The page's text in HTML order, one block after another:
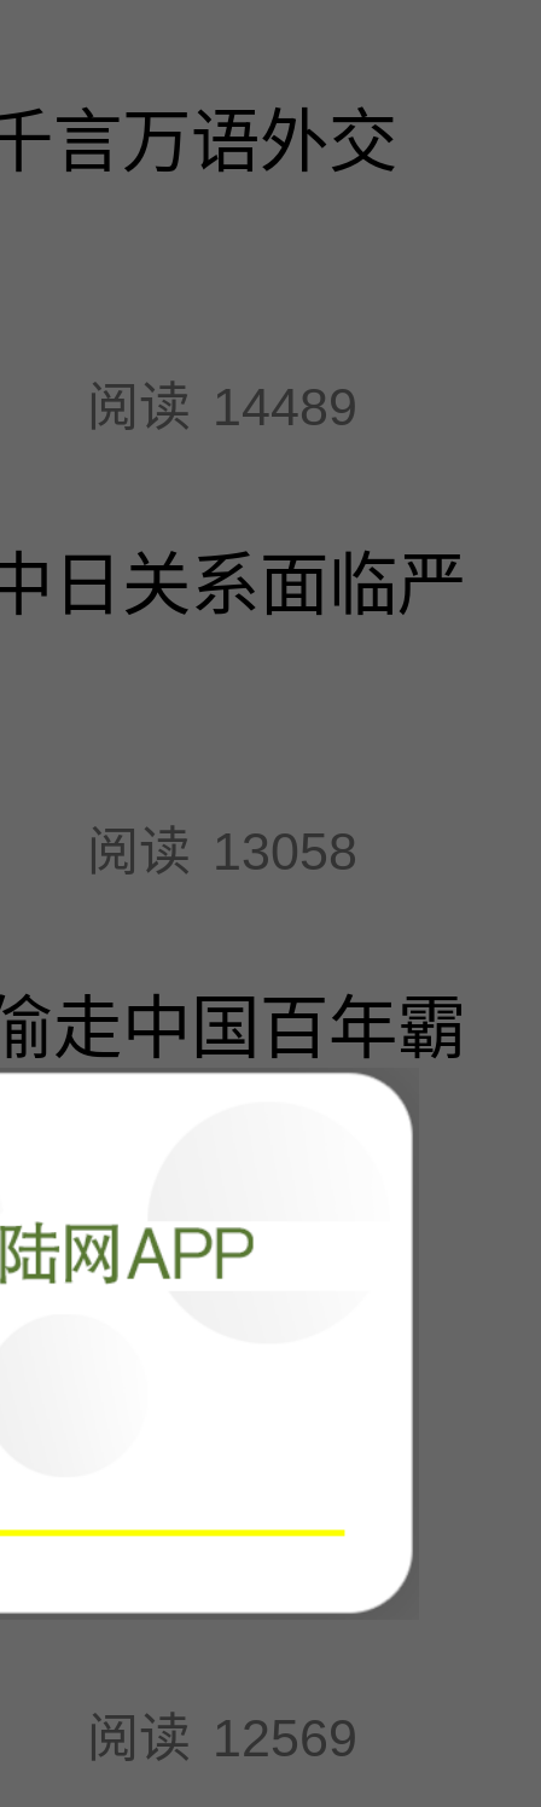
言万语外交
阅读 14489
日关系面临严
阅读 13058
走中国百年霸
阅读 12881
阅读 12569